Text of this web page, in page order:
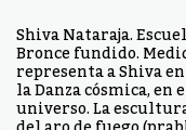
Shiva Nataraja.
Bronce fundido.
representa a Shiva
la Danza cósmica,
universo. La